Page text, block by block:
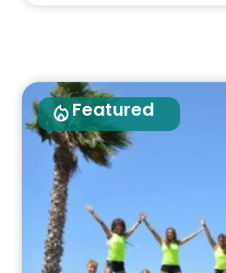
Featured